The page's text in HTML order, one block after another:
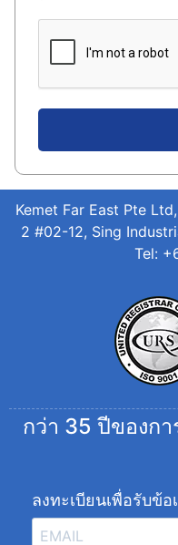
Kemet Far East Pte
2 #02-12, Sing
Tel:
กว่า 35 ปีของก
ลงทะเบียนเพื่อรับข้อ